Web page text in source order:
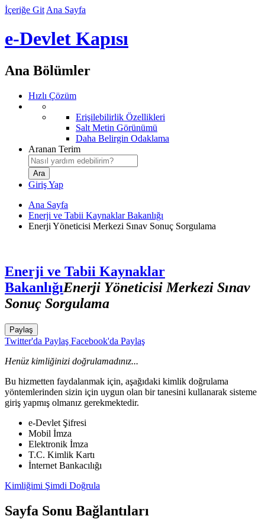
İçeriğe Git Ana Sayfa
e-Devlet Kapısı
Ana Bölümler
Hızlı Çözüm
Erişilebilirlik Özellikleri
Salt Metin Görünümü
Daha Belirgin Odaklama
Aranan Terim
Giriş Yap
Ana Sayfa
Enerji ve Tabii Kaynaklar Bakanlığı
Enerji Yöneticisi Merkezi Sınav Sonuç Sorgulama
Enerji ve Tabii Kaynaklar
BakanlığıEnerji Yöneticisi Merkezi Sınav
Sonuç Sorgulama
Paylaş
Twitter'da Paylaş Facebook'da Paylaş
Henüz kimliğinizi doğrulamadınız...
Bu hizmetten faydalanmak için, aşağıdaki kimlik doğrulama
yöntemlerinden sizin için uygun olan bir tanesini kullanarak sisteme
giriş yapmış olmanız gerekmektedir.
e-Devlet Şifresi
Mobil İmza
Elektronik İmza
T.C. Kimlik Kartı
İnternet Bankacılığı
Kimliğimi Şimdi Doğrula
Sayfa Sonu Bağlantıları